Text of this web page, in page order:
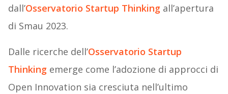
dall’Osservatorio Startup Thinkingall’apertura
di Smau 2023.
Dalle ricerche dell’Osservatorio Startup
Thinkingemerge come l’adozione di approcci di
Open Innovation sia cresciuta nell’ultimo